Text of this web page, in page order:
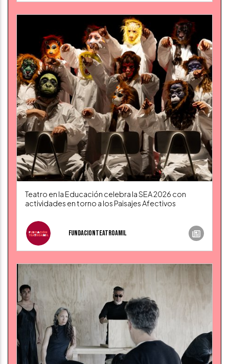
Teatro en la Educación celebra la SEA 2026 con
actividades en torno a los Paisajes Afectivos
fundacionteatroamil